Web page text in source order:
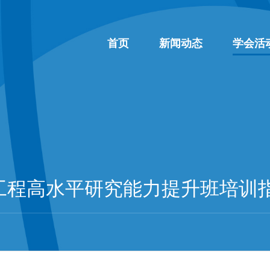
首页 新闻动态 学会活
高水平研究能力提升班培训